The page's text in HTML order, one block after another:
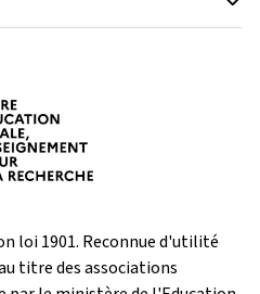
loi 1901. Reconnue d'utilité
titre des associations